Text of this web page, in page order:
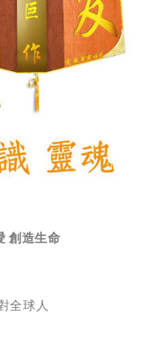
創造生命
全球人